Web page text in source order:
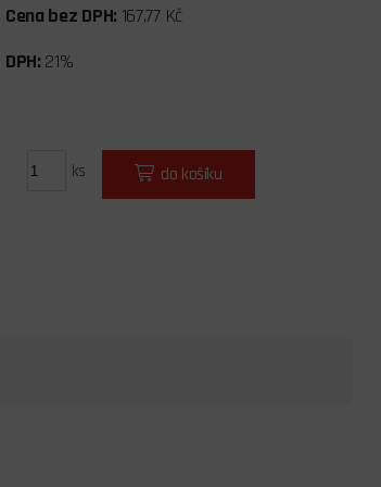
Cena bez DPH: 167,77 Kč
DPH: 21%
ks do košíku